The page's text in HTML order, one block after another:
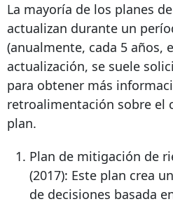
La mayoría de los planes
actualizan durante un
(anualmente, cada 5 años,
actualización, se suele
para obtener más
retroalimentación sobre el
plan.
Plan de mitigación de
(2017): Este plan crea
de decisiones basada